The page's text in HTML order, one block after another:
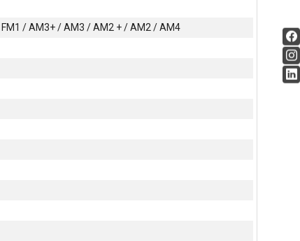
/ AM3+ / AM3 / AM2 + / AM2 / AM4